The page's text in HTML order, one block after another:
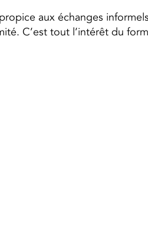
aux échanges
C’est tout l’intérêt du